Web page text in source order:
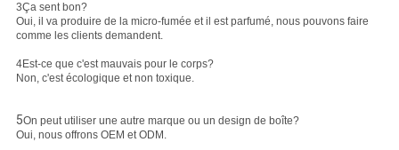
3Ça sent bon?
Oui, il va produire de la micro-fumée et il est parfumé, nous pouvons faire
comme les clients demandent.
4Est-ce que c'est mauvais pour le corps?
Non, c'est écologique et non toxique.
5On peut utiliser une autre marque ou un design de boîte?
Oui, nous offrons OEM et ODM.